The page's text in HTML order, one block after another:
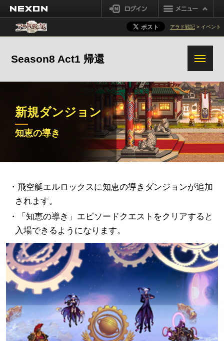
ログイン
アラド戦記 > イベント
Season8 Act1 帰還
記憶の地 底なし坑道
嵐の航路
ダンジョン変更
事項
チャレンジモー
ド
真ソードマスター
真デーモンスレイヤー
鬼剣士 (男) 格闘家 (男)
プリースト (男)
プリースト (女) シーフ
ダークナイト クリエイター
魔槍士
新規アイテム
冒険団
成長 キャラクター
システム ギルド
クエスト
追加変更事項 その他の変更事項
新規ダンジョン
知恵の導き
・飛空艇エルロックスに知恵の導きダンジョンが追加
されます。
・「知恵の導き」エピソードクエストをクリアすると
入場できるようになります。